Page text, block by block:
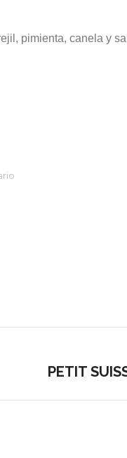
pimienta, canela y
PETIT